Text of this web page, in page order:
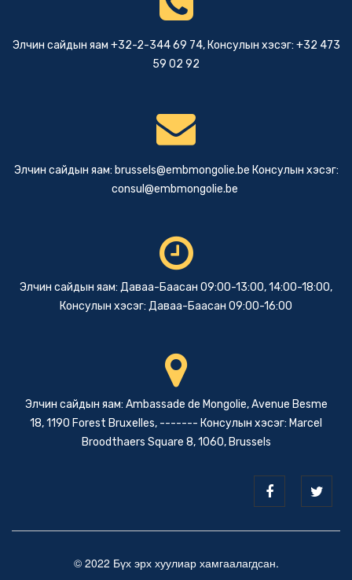
Элчин сайдын яам +32-2-344 69 74, Консулын хэсэг: +32 473
59 02 92
Элчин сайдын яам: brussels@embmongolie.be Консулын хэсэг:
consul@embmongolie.be
Элчин сайдын яам: Даваа-Баасан 09:00-13:00, 14:00-18:00,
Консулын хэсэг: Даваа-Баасан 09:00-16:00
Элчин сайдын яам: Ambassade de Mongolie, Avenue Besme
18, 1190 Forest Bruxelles, ------- Консулын хэсэг: Marcel
Broodthaers Square 8, 1060, Brussels
© 2022 Бүх эрх хуулиар хамгаалагдсан.